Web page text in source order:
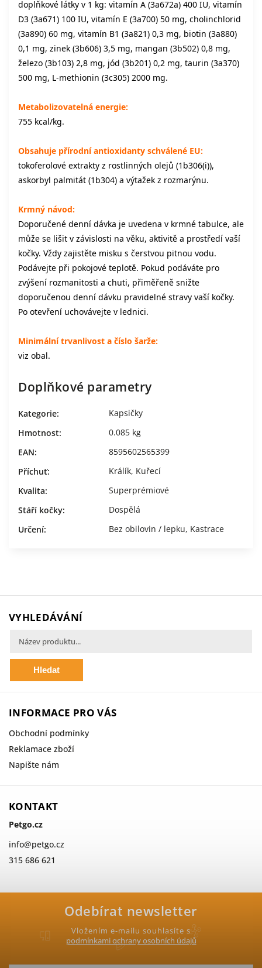
doplňkové látky v 1 kg: vitamín A (3a672a) 400 IU, vitamín
D3 (3a671) 100 IU, vitamín E (3a700) 50 mg, cholinchlorid
(3a890) 60 mg, vitamín B1 (3a821) 0,3 mg, biotin (3a880)
0,1 mg, zinek (3b606) 3,5 mg, mangan (3b502) 0,8 mg,
železo (3b103) 2,8 mg, jód (3b201) 0,2 mg, taurin (3a370)
500 mg, L-methionin (3c305) 2000 mg.
Metabolizovatelná energie:
755 kcal/kg.
Obsahuje přírodní antioxidanty schválené EU:
tokoferolové extrakty z rostlinných olejů (1b306(i)),
askorbyl palmitát (1b304) a výtažek z rozmarýnu.
Krmný návod:
Doporučené denní dávka je uvedena v krmné tabulce, ale
může se lišit v závislosti na věku, aktivitě a prostředí vaší
kočky. Vždy zajistěte misku s čerstvou pitnou vodu.
Podávejte při pokojové teplotě. Pokud podáváte pro
zvýšení rozmanitosti a chuti, přiměřeně snižte
doporučenou denní dávku pravidelné stravy vaší kočky.
Po otevření uchovávejte v lednici.
Minimální trvanlivost a číslo šarže:
viz obal.
Doplňkové parametry
Kategorie:
Kapsičky
Hmotnost:
0.085 kg
EAN:
8595602565399
Příchuť: Králík, Kuřecí
Kvalita:
Superprémiové
Stáří kočky:
Dospělá
Určení: Bez obilovin / lepku, Kastrace
Odebírat newsletter
Vložením e-mailu souhlasíte s
podmínkami ochrany osobních údajů
VYHLEDÁVÁNÍ
Hledat
INFORMACE PRO VÁS
Obchodní podmínky
Reklamace zboží
Napište nám
KONTAKT
Petgo.cz
info@petgo.cz
315 686 621